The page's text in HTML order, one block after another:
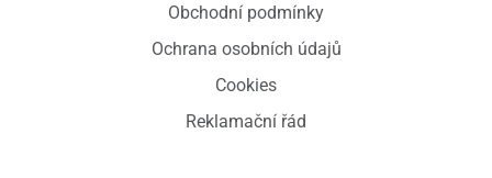
Obchodní podmínky
Ochrana osobních údajů
Cookies
Reklamační řád